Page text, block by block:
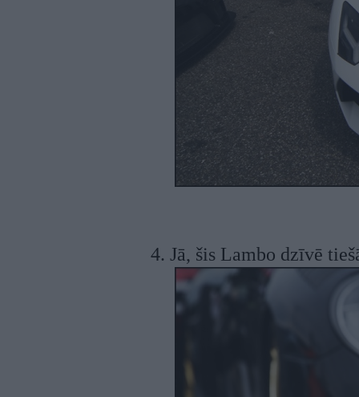
4. Jā, šis Lambo dzīvē